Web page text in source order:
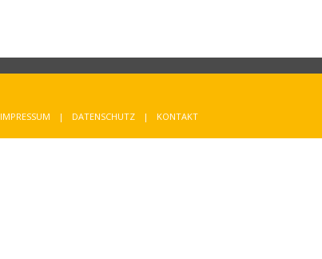
IMPRESSUM DATENSCHUTZ KONTAKT